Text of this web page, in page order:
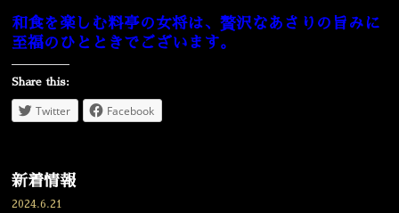
和食を楽しむ料亭の女将は、贅沢なあさりの旨みに
至福のひとときでございます。
Share this:
Twitter Facebook
新着情報
2024.6.21